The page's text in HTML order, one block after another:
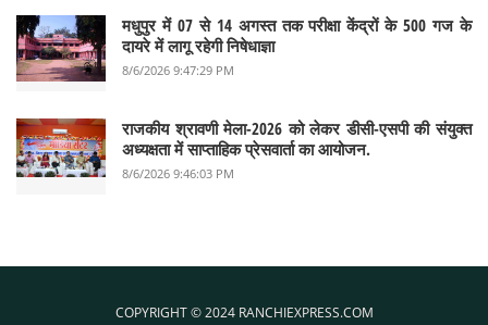
मधुपुर में 07 से 14 अगस्त तक परीक्षा केंद्रों के 500 गज के
दायरे में लागू रहेगी निषेधाज्ञा
8/6/2026 9:47:29 PM
राजकीय श्रावणी मेला-2026 को लेकर डीसी-एसपी की संयुक्त
अध्यक्षता में साप्ताहिक प्रेसवार्ता का आयोजन.
8/6/2026 9:46:03 PM
COPYRIGHT © 2024 RANCHIEXPRESS.COM